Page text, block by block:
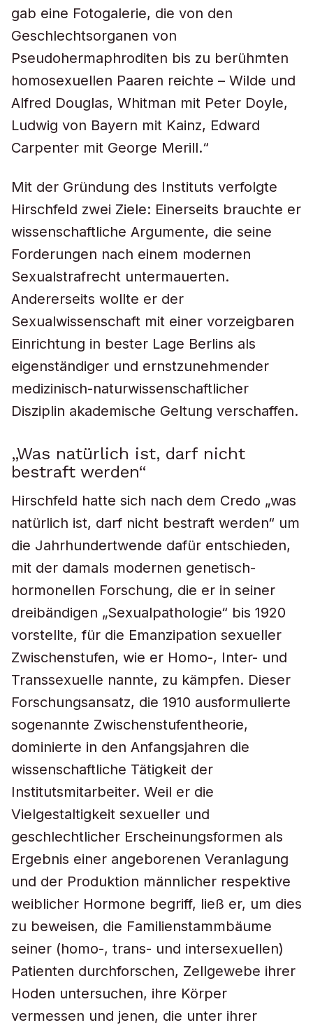
gab eine Fotogalerie, die von den
Geschlechtsorganen von
Pseudohermaphroditen bis zu berühmten
homosexuellen Paaren reichte – Wilde und
Alfred Douglas, Whitman mit Peter Doyle,
Ludwig von Bayern mit Kainz, Edward
Carpenter mit George Merill.“
Mit der Gründung des Instituts verfolgte
Hirschfeld zwei Ziele: Einerseits brauchte er
wissenschaftliche Argumente, die seine
Forderungen nach einem modernen
Sexualstrafrecht untermauerten.
Andererseits wollte er der
Sexualwissenschaft mit einer vorzeigbaren
Einrichtung in bester Lage Berlins als
eigenständiger und ernstzunehmender
medizinisch-naturwissenschaftlicher
Disziplin akademische Geltung verschaffen.
„Was natürlich ist, darf nicht
bestraft werden“
Hirschfeld hatte sich nach dem Credo „was
natürlich ist, darf nicht bestraft werden“ um
die Jahrhundertwende dafür entschieden,
mit der damals modernen genetisch-
hormonellen Forschung, die er in seiner
dreibändigen „Sexualpathologie“ bis 1920
vorstellte, für die Emanzipation sexueller
Zwischenstufen, wie er Homo-, Inter- und
Transsexuelle nannte, zu kämpfen. Dieser
Forschungsansatz, die 1910 ausformulierte
sogenannte Zwischenstufentheorie,
dominierte in den Anfangsjahren die
wissenschaftliche Tätigkeit der
Institutsmitarbeiter. Weil er die
Vielgestaltigkeit sexueller und
geschlechtlicher Erscheinungsformen als
Ergebnis einer angeborenen Veranlagung
und der Produktion männlicher respektive
weiblicher Hormone begriff, ließ er, um dies
zu beweisen, die Familienstammbäume
seiner (homo-, trans- und intersexuellen)
Patienten durchforschen, Zellgewebe ihrer
Hoden untersuchen, ihre Körper
vermessen und jenen, die unter ihrer